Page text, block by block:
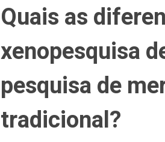
Quais as
xenopesquisa
pesquisa de
tradicional?